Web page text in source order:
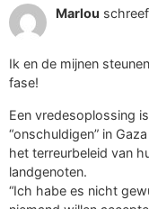
Marlou
Ik en de mijnen
fase!
Een vredesoplossing
“onschuldigen” in
het terreurbeleid van
landgenoten.
“Ich habe es nicht